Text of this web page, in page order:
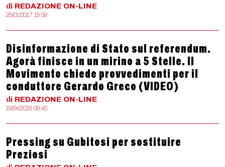
di REDAZIONE ON-LINE
25/01/2017 15:58
Disinformazione di Stato sul referendum.
Agorà finisce in un mirino a 5 Stelle. Il
Movimento chiede provvedimenti per il
conduttore Gerardo Greco (VIDEO)
di REDAZIONE ON-LINE
19/04/2016 09:40
Pressing su Gubitosi per sostituire
Preziosi